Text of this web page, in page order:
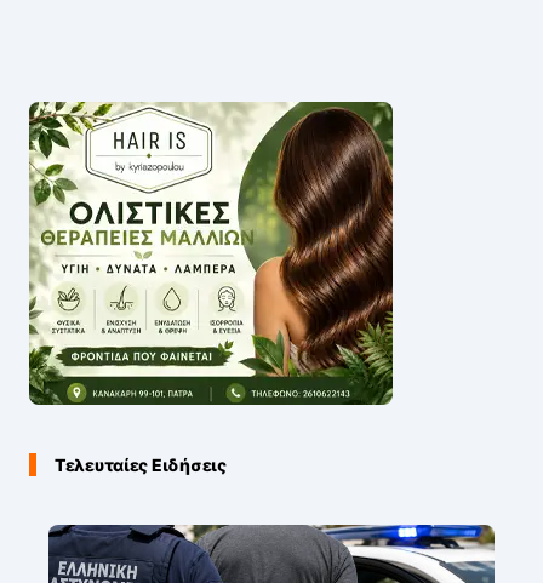
Τελευταίες Ειδήσεις